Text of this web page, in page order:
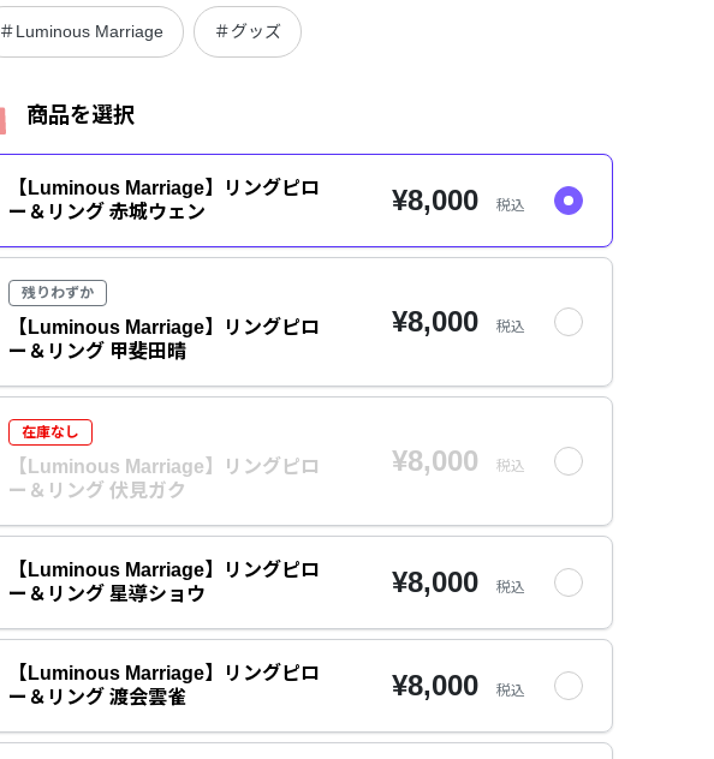
＃Luminous Marriage ＃グッズ
商品を選択
【Luminous Marriage】リングピロ
ー＆リング 赤城ウェン
¥8,000 税込
残りわずか
【Luminous Marriage】リングピロ
ー＆リング 甲斐田晴
¥8,000 税込
在庫なし
【Luminous Marriage】リングピロ
ー＆リング 伏見ガク
¥8,000 税込
【Luminous Marriage】リングピロ
ー＆リング 星導ショウ
¥8,000 税込
【Luminous Marriage】リングピロ
ー＆リング 渡会雲雀
¥8,000 税込